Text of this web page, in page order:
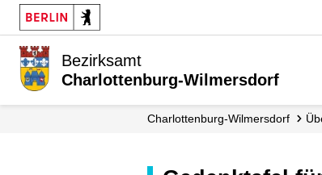
Bezirksamt
Charlottenburg-Wilmersdorf
Charlottenburg-Wilmersdorf